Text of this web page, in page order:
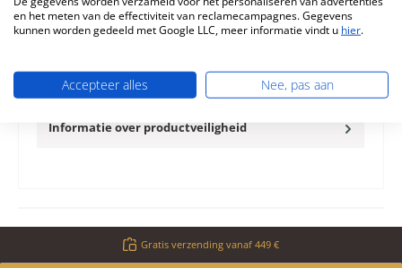
Origineel Bodemsteen Set voor de Openhaardinzet
Spartherm Varia 1V-100h Spartherm Varia 1V-100h
Eigenschappen
Informatie over productveiligheid
Gratis verzending vanaf 449 €
en het meten van de effectiviteit van reclamecampagnes. Gegevens
kunnen worden gedeeld met Google LLC, meer informatie vindt u hier.
Accepteer alles Nee, pas aan